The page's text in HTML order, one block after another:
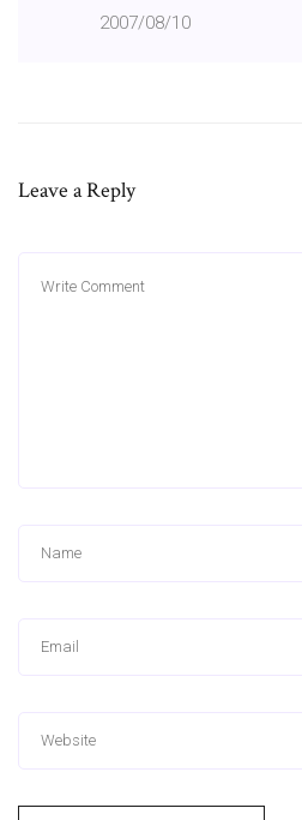
2007/08/10
Leave a Reply